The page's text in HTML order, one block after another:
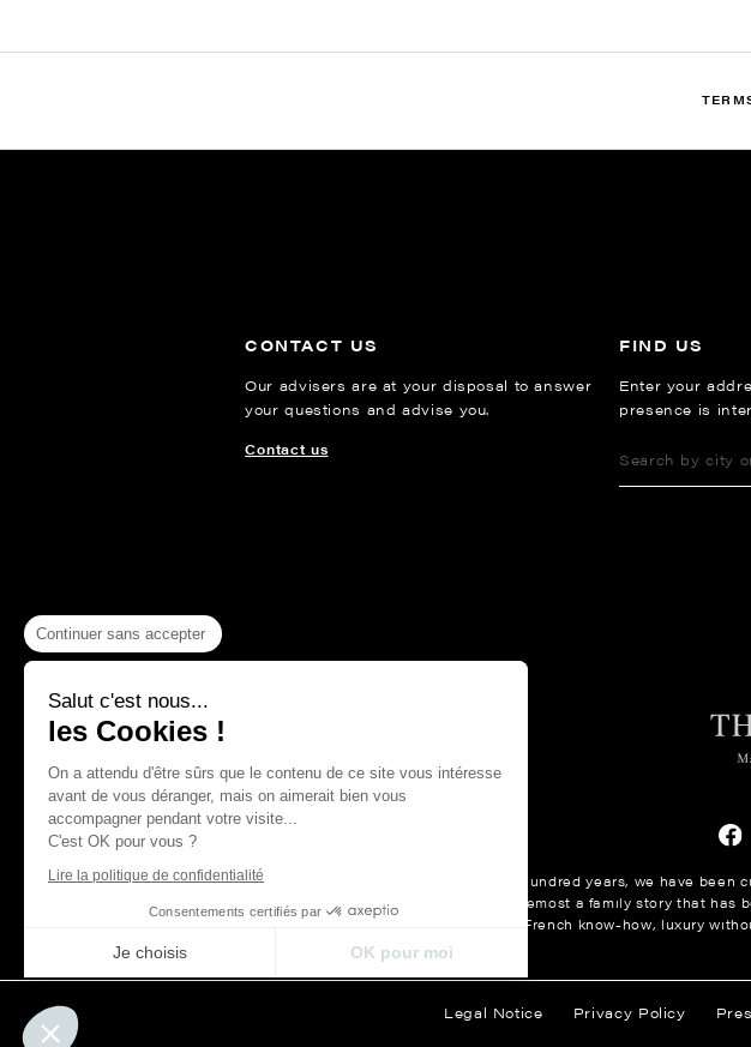
CONTACT US
Our advisers are at your disposal to answer
your questions and advise you.
Contact us
FIND US
Enter your
presence is
For more than a hundred years, we have
Maison Thevenon is first and foremost a family story that
French know-how, luxury
Legal Notice Privacy Policy
Continuer sans accepter
Salut c'est nous...
les Cookies !
On a attendu d'être sûrs que le contenu de ce site vous intéresse
avant de vous déranger, mais on aimerait bien vous
accompagner pendant votre visite...
C'est OK pour vous ?
Lire la politique de confidentialité
Consentements certifiés par
Je choisis OK pour moi
Notre plateforme vous permet d'adapter et de gérer vos paramètres de confidentialité,